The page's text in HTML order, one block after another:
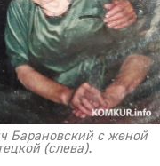
Барановский с женой
(слева).